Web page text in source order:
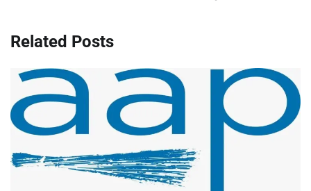
Related Posts